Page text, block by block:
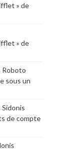
» de
» de
Roboto
sous un
de compte